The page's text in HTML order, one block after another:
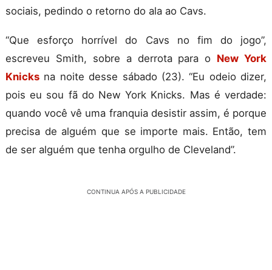
sociais, pedindo o retorno do ala ao Cavs.
“Que esforço horrível do Cavs no fim do jogo”,
escreveu Smith, sobre a derrota para o New York
Knicks na noite desse sábado (23). “Eu odeio dizer,
pois eu sou fã do New York Knicks. Mas é verdade:
quando você vê uma franquia desistir assim, é porque
precisa de alguém que se importe mais. Então, tem
de ser alguém que tenha orgulho de Cleveland”.
CONTINUA APÓS A PUBLICIDADE